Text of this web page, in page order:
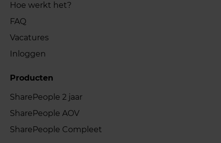
Hoe werkt het?
FAQ
Vacatures
Inloggen
Producten
SharePeople 2 jaar
SharePeople AOV
SharePeople Compleet